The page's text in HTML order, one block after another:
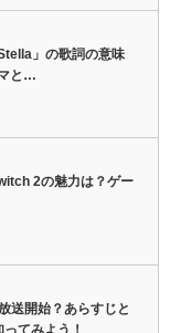
」の歌詞の意味
と…
2の魅力は？ゲー
送開始？あらすじと